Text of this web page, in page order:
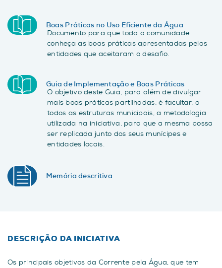
Boas Práticas no Uso Eficiente da Água
Documento para que toda a comunidade
conheça as boas práticas apresentadas pelas
entidades que aceitaram o desafio.
Guia de Implementação e Boas Práticas
O objetivo deste Guia, para além de divulgar
mais boas práticas partilhadas, é facultar, a
todos as estruturas municipais, a metodologia
utilizada na iniciativa, para que a mesma possa
ser replicada junto dos seus munícipes e
entidades locais.
Memória descritiva
DESCRIÇÃO DA INICIATIVA
Os principais objetivos da Corrente pela Água, que tem